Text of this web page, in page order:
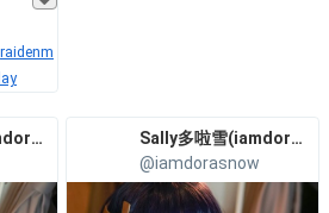
raidenm
Sally多啦雪(iamdorasnow)
Sally多啦雪(iamdorasnow)
@iamdorasnow